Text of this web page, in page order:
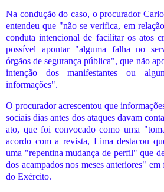
Na condução do caso, o procurador
entendeu que "não se verifica, em
conduta intencional de facilitar os atos
possível apontar "alguma falha no
órgãos de segurança pública", que não
intenção dos manifestantes ou
informações".
O procurador acrescentou que
sociais dias antes dos ataques davam
ato, que foi convocado como uma
acordo com a revista, Lima destacou
uma "repentina mudança de perfil" que
dos acampados nos meses anteriores"
do Exército.